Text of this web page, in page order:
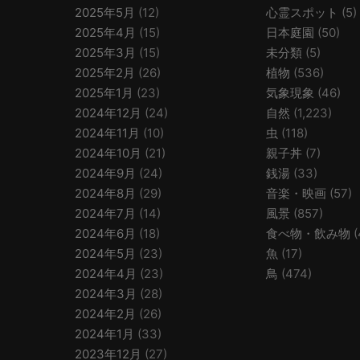
2025年5月 (12)
2025年4月 (15)
2025年3月 (15)
2025年2月 (26)
2025年1月 (23)
2024年12月 (24)
2024年11月 (10)
2024年10月 (21)
2024年9月 (24)
2024年8月 (29)
2024年7月 (14)
2024年6月 (18)
2024年5月 (23)
2024年4月 (23)
2024年3月 (28)
2024年2月 (26)
2024年1月 (33)
2023年12月 (27)
心霊スポット (5)
日本庭園 (50)
未分類 (5)
植物 (536)
気象現象 (46)
自然 (1,223)
虫 (118)
親子丼 (7)
銭湯 (33)
音楽・映画 (57)
風景 (857)
食べ物・飲み物
魚 (17)
鳥 (474)